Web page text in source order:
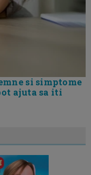
si simptome
ajuta sa iti